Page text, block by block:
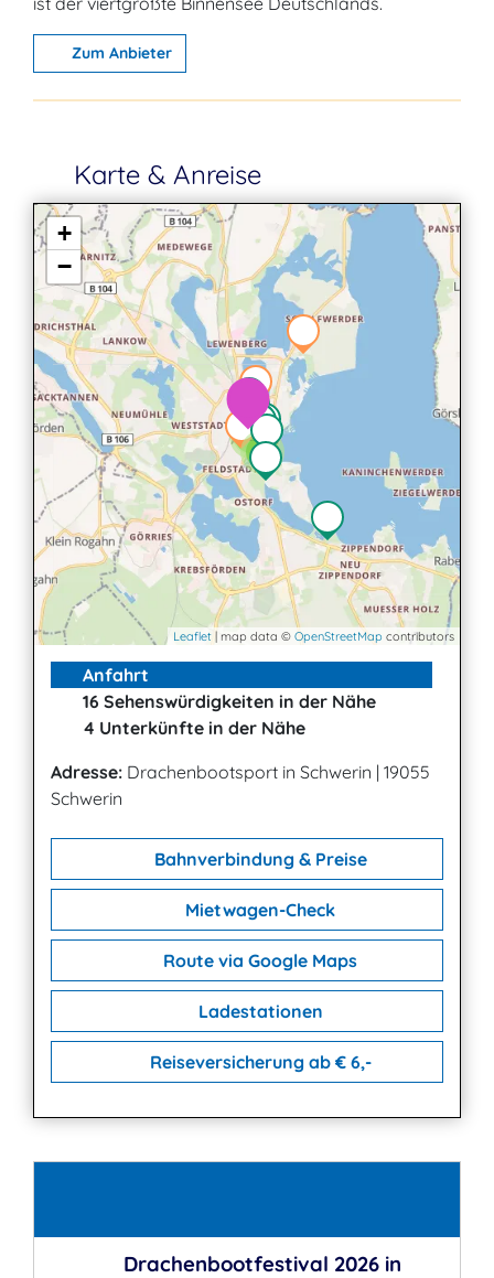
Zum Anbieter
Karte & Anreise
3
2
2
+
−
Leaflet | map data © OpenStreetMap contributors
Anfahrt
16 Sehenswürdigkeiten in der Nähe
4 Unterkünfte in der Nähe
Adresse: Drachenbootsport in Schwerin | 19055
Schwerin
Bahnverbindung & Preise
Mietwagen-Check
Route via Google Maps
Ladestationen
Reiseversicherung ab € 6,-
Drachenbootfestival 2026 in